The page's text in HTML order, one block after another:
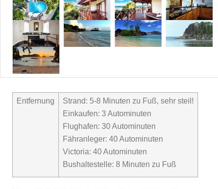
Entfernung
Strand: 5-8 Minuten zu Fuß, sehr steil!
Einkaufen: 3 Autominuten
Flughafen: 30 Autominuten
Fähranleger: 40 Autominuten
Victoria: 40 Autominuten
Bushaltestelle: 8 Minuten zu Fuß